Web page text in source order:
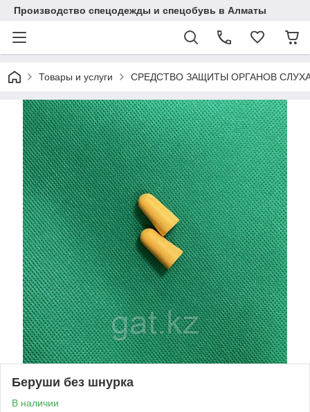
Производство спецодежды и спецобувь в Алматы
Товары и услуги СРЕДСТВО ЗАЩИТЫ ОРГАНОВ
Беруши без шнурка
В наличии